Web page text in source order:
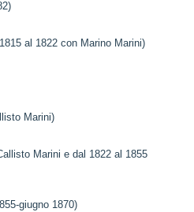
al 1822 con Marino Marini)
Marini)
Marini e dal 1822 al 1855
giugno 1870)